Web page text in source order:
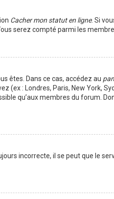
Cacher mon statut en ligne. Si
serez compté parmi les
êtes. Dans ce cas, accédez au
(ex : Londres, Paris, New York,
qu’aux membres du forum.
incorrecte, il se peut que le